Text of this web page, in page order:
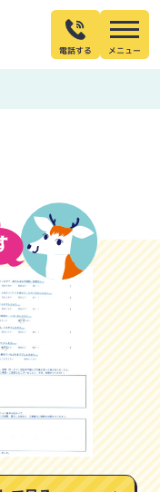
電話する